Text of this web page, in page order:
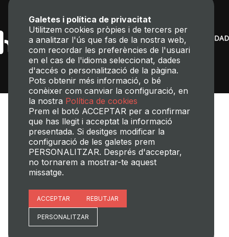
TransparènciaPerfil del contractantMapa web
Política de cookies
Galetes i política de privacitat
Utilitzem cookies pròpies i de tercers per
a analitzar l'ús que fas de la nostra web,
com recordar les preferències de l'usuari
en el cas de l'idioma seleccionat, dades
d'accés o personalització de la pàgina.
Pots obtenir més informació, o bé
conèixer com canviar la configuració, en
la nostra Política de cookies
Prem el botó ACCEPTAR per a confirmar
que has llegit i acceptat la informació
presentada. Si desitges modificar la
configuració de les galetes prem
PERSONALITZAR. Després d'acceptar,
no tornarem a mostrar-te aquest
missatge.
Essencials
Preferències del lloc
ACCEPTAR REBUTJAR
PERSONALITZAR